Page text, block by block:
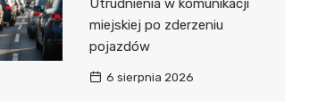
Utrudnienia w komunikacji
miejskiej po zderzeniu
pojazdów
6 sierpnia 2026